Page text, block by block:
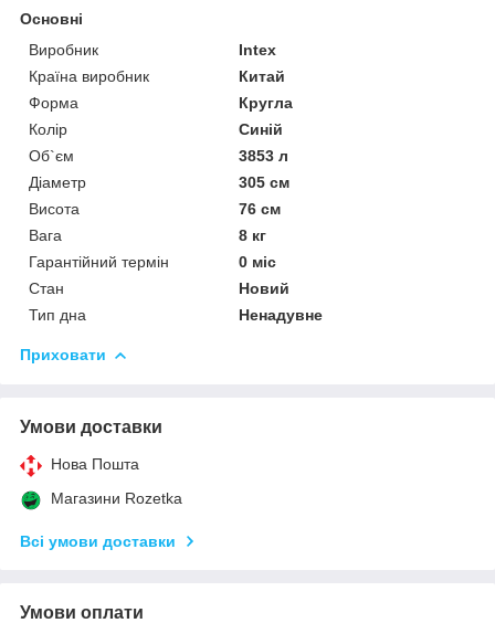
Основні
Виробник
Intex
Країна виробник
Китай
Форма
Кругла
Колір
Синій
Об`єм
3853 л
Діаметр
305 см
Висота
76 см
Вага
8 кг
Гарантійний термін
0 міс
Стан
Новий
Тип дна
Ненадувне
Приховати
Умови доставки
Нова Пошта
Магазини Rozetka
Всі умови доставки
Умови оплати